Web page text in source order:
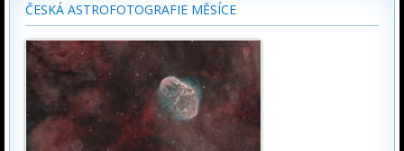
ČESKÁ ASTROFOTOGRAFIE MĚSÍCE